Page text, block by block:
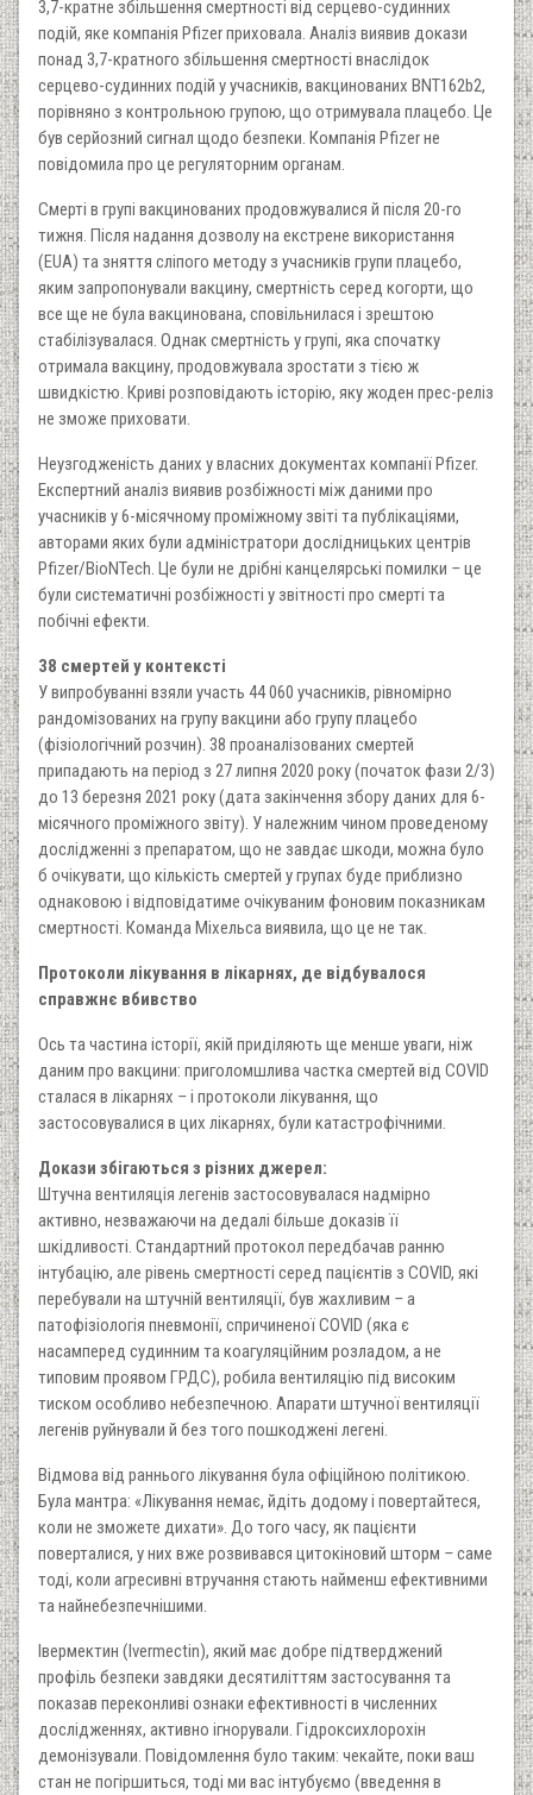
3,7-кратне збільшення смертності від серцево-судинних
подій, яке компанія Pfizer приховала. Аналіз виявив докази
понад 3,7-кратного збільшення смертності внаслідок
серцево-судинних подій у учасників, вакцинованих BNT162b2,
порівняно з контрольною групою, що отримувала плацебо. Це
був серйозний сигнал щодо безпеки. Компанія Pfizer не
повідомила про це регуляторним органам.
Смерті в групі вакцинованих продовжувалися й після 20-го
тижня. Після надання дозволу на екстрене використання
(EUA) та зняття сліпого методу з учасників групи плацебо,
яким запропонували вакцину, смертність серед когорти, що
все ще не була вакцинована, сповільнилася і зрештою
стабілізувалася. Однак смертність у групі, яка спочатку
отримала вакцину, продовжувала зростати з тією ж
швидкістю. Криві розповідають історію, яку жоден прес-реліз
не зможе приховати.
Неузгодженість даних у власних документах компанії Pfizer.
Експертний аналіз виявив розбіжності між даними про
учасників у 6-місячному проміжному звіті та публікаціями,
авторами яких були адміністратори дослідницьких центрів
Pfizer/BioNTech. Це були не дрібні канцелярські помилки –це
були систематичні розбіжності у звітності про смерті та
побічні ефекти.
38 смертей у контексті
У випробуванні взяли участь 44 060 учасників, рівномірно
рандомізованих на групу вакцини або групу плацебо
(фізіологічний розчин). 38 проаналізованих смертей
припадають на період з 27 липня 2020 року (початок фази 2/3)
до 13 березня 2021 року (дата закінчення збору даних для 6-
місячного проміжного звіту). У належним чином проведеному
дослідженні з препаратом, що не завдає шкоди, можна було
б очікувати, що кількість смертей у групах буде приблизно
однаковою і відповідатиме очікуваним фоновим показникам
смертності. Команда Міхельса виявила, що це не так.
Протоколи лікування в лікарнях, де відбувалося
справжнє вбивство
Ось та частина історії, якій приділяють ще менше уваги, ніж
даним про вакцини: приголомшлива частка смертей від COVID
сталася в лікарнях –і протоколи лікування, що
застосовувалися в цих лікарнях, були катастрофічними.
Докази збігаються з різних джерел:
Штучна вентиляція легенів застосовувалася надмірно
активно, незважаючи на дедалі більше доказів її
шкідливості. Стандартний протокол передбачав ранню
інтубацію, але рівень смертності серед пацієнтів з COVID, які
перебували на штучній вентиляції, був жахливим –а
патофізіологія пневмонії, спричиненої COVID (яка є
насамперед судинним та коагуляційним розладом, а не
типовим проявом ГРДС), робила вентиляцію під високим
тиском особливо небезпечною. Апарати штучної вентиляції
легенів руйнували й без того пошкоджені легені.
Відмова від раннього лікування була офіційною політикою.
Була мантра: «Лікування немає, йдіть додому і повертайтеся,
коли не зможете дихати». До того часу, як пацієнти
поверталися, у них вже розвивався цитокіновий шторм –саме
тоді, коли агресивні втручання стають найменш ефективними
та найнебезпечнішими.
Івермектин (Ivermectin), який має добре підтверджений
профіль безпеки завдяки десятиліттям застосування та
показав переконливі ознаки ефективності в численних
дослідженнях, активно ігнорували. Гідроксихлорохін
демонізували. Повідомлення було таким: чекайте, поки ваш
стан не погіршиться, тоді ми вас інтубуємо (введення в